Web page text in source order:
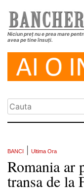
Niciun preț nu e prea mare
avea pe tine însuți.
BANCI Ultima Ora
Romania ar
transa de la